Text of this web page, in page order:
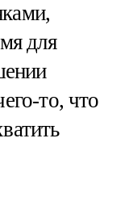
для
то, что